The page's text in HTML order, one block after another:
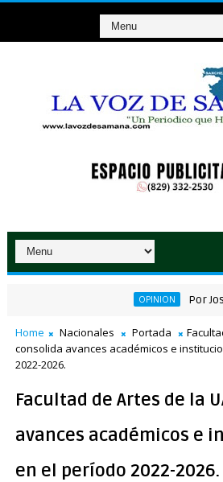
OPINION Por José
alimentación de miles de
Home Nacionales Portada
consolida avances académicos e
2022-2026.
Facultad de Artes de la
avances académicos e
en el período 2022-2026.